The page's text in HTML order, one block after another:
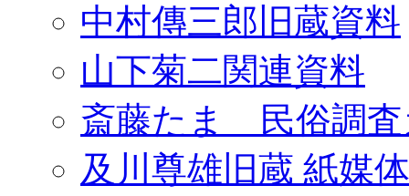
中村傳三郎旧蔵資料
山下菊二関連資料
斎藤たま 民俗調査
及川尊雄旧蔵 紙媒